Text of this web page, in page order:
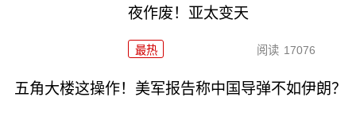
夜作废！亚太变天
最热 阅读 17076
五角大楼这操作！美军报告称中国导弹不如伊朗？